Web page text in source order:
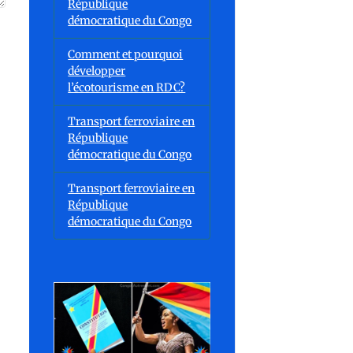
République
démocratique du Congo
Comment et pourquoi
développer
l’écotourisme en RDC?
Transport ferroviaire en
République
démocratique du Congo
Transport ferroviaire en
République
démocratique du Congo